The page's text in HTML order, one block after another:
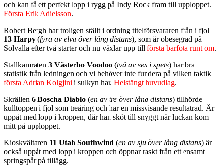
och kan få ett perfekt lopp i rygg på Indy Rock fram till upploppet.
Första Erik Adielsson.
Robert Bergh har troligen ställt i ordning titelförsvararen från i fjol
13 Harpy (fyra av elva över lång distans), som är obesegrad på
Solvalla efter två starter och nu växlar upp till första barfota runt om.
Stallkamraten 3 Västerbo Voodoo (två av sex i spets) har bra
statistik från ledningen och vi behöver inte fundera på vilken taktik
första Adrian Kolgjini i sulkyn har. Helstängt huvudlag.
Skrällen 6 Boscha Diablo (en av tre över lång distans) tillhörde
kulltoppen i fjol som treåring och har en missvisande resultatrad. Är
uppåt med lopp i kroppen, där han sköt till snyggt när luckan kom
mitt på upploppet.
Kioskvältaren 11 Utah Southwind (en av sju över lång distans) är
också uppåt med lopp i kroppen och öppnar raskt från ett ensamt
springspår på tillägg.